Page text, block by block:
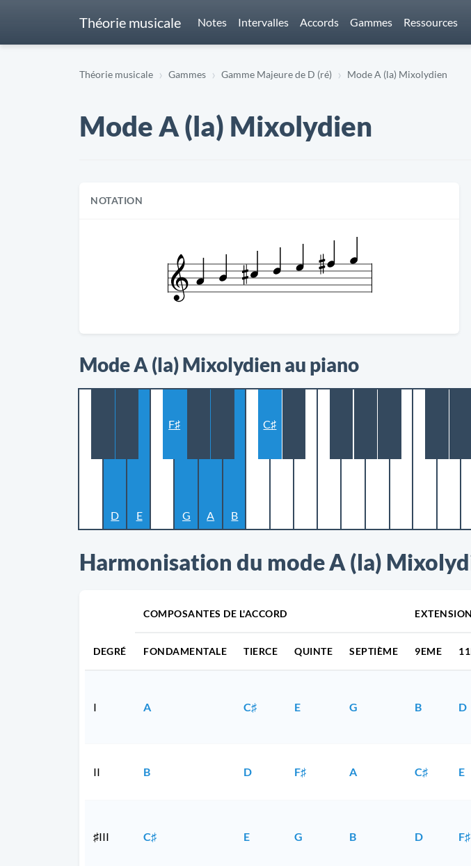
Théorie musicale Notes Intervalles Accords Gammes Ressources
Théorie musicale Gammes Gamme Majeure de D (ré) Mode A (la) Mixolydien
Mode A (la) Mixolydien
NOTATION
Mode A (la) Mixolydien au piano
D E
F♯
G A B
C♯
Harmonisation du mode A (la)
DEGRÉ
COMPOSANTES DE L'ACCORD
FONDAMENTALE TIERCE QUINTE SEPTIÈME 9EME
I A C♯ E G B D
II B D F♯ A C♯ E
♯III C♯ E G B D F♯